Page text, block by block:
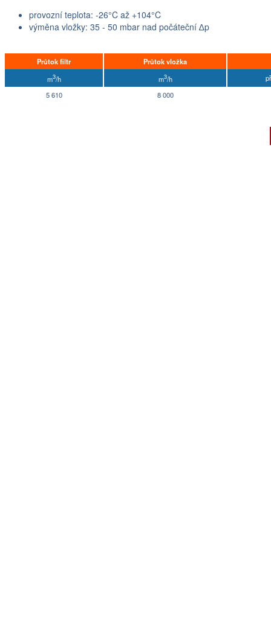
provozní teplota: -26°C až +104°C
výměna vložky: 35 - 50 mbar nad počáteční ∆p
Průtok filtr
Průtok vložka
m3/h m3/h
5 610
8 000